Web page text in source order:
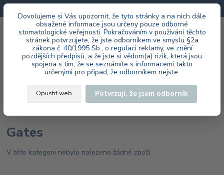
Dovolujeme si Vás upozornit, že tyto stránky a na nich dále
obsažené informace jsou určeny pouze odborné
stomatologické veřejnosti. Pokračováním v používání těchto
stránek potvrzujete, že jste odborníkem ve smyslu §2a
zákona č. 40/1995 Sb., o regulaci reklamy, ve znění
pozdějších předpisů, a že jste si vědom(a) rizik, která jsou
spojena s tím, že se seznámíte s informacemi takto
určenými pro případ, že odborníkem nejste.
Opustit web Potvrzuji, že jsem odborník
Menu
Hledat
+420 603 985 555 za0 Kč
Gates
V této kategorii nebylo nalezeno žádné zboží.